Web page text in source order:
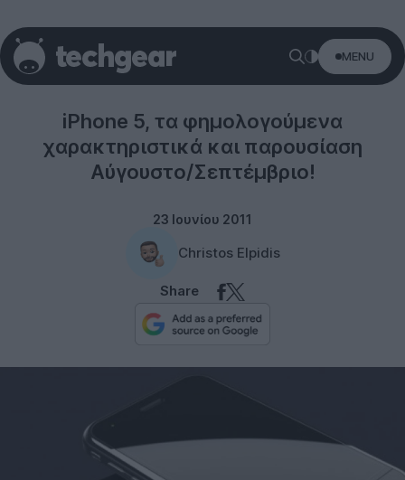
MENU
iPhone 5, τα φημολογούμενα
χαρακτηριστικά και παρουσίαση
Αύγουστο/Σεπτέμβριο!
23 Ιουνίου 2011
Christos Elpidis
Share